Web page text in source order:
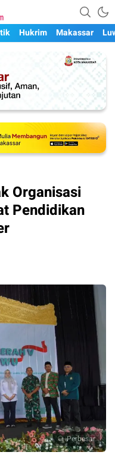
Hari
Hukrim Makassar
Organisasi
Pendidikan
Perbesar